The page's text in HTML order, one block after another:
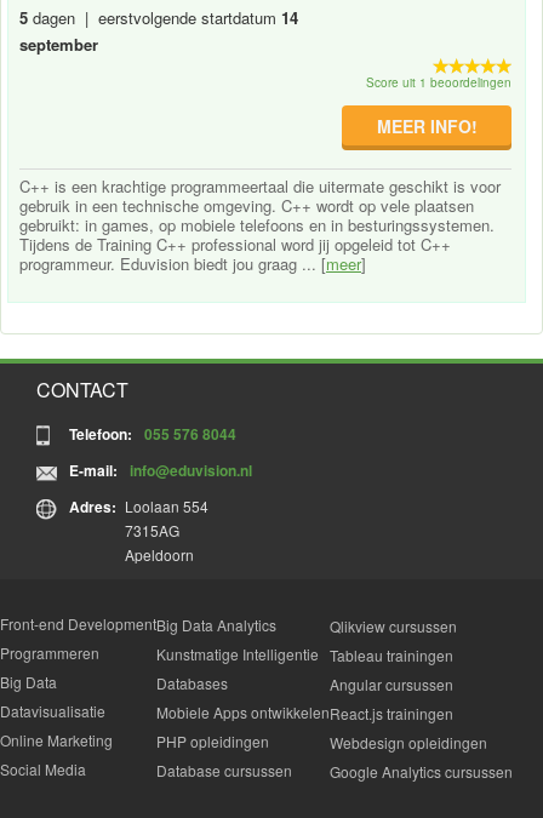
5 dagen | eerstvolgende startdatum 14
september
Score uit 1 beoordelingen
MEER INFO!
C++ is een krachtige programmeertaal die uitermate geschikt is voor
gebruik in een technische omgeving. C++ wordt op vele plaatsen
gebruikt: in games, op mobiele telefoons en in besturingssystemen.
Tijdens de Training C++ professional word jij opgeleid tot C++
programmeur. Eduvision biedt jou graag ... [meer]
CONTACT
Telefoon:
055 576 8044
E-mail:
info@eduvision.nl
Adres: Loolaan 554
7315AG
Apeldoorn
Front-end Development
Programmeren
Big Data
Datavisualisatie
Online Marketing
Social Media
Big Data Analytics
Kunstmatige Intelligentie
Databases
Mobiele Apps ontwikkelen
PHP opleidingen
Database cursussen
Qlikview cursussen
Tableau trainingen
Angular cursussen
React.js trainingen
Webdesign opleidingen
Google Analytics cursussen